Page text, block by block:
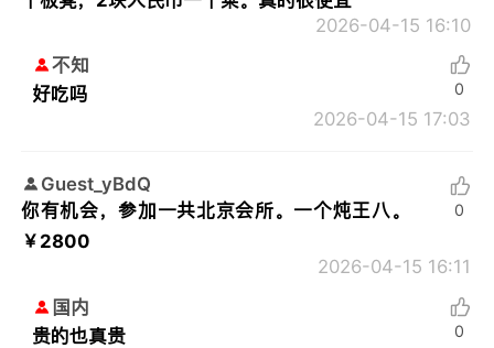
2026-04-15 16:10
不知
好吃吗
2026-04-15 17:03
0
Guest_yBdQ
你有机会，参加一共北京会所。一个炖王八。
￥2800
2026-04-15 16:11
0
国内
贵的也真贵
0